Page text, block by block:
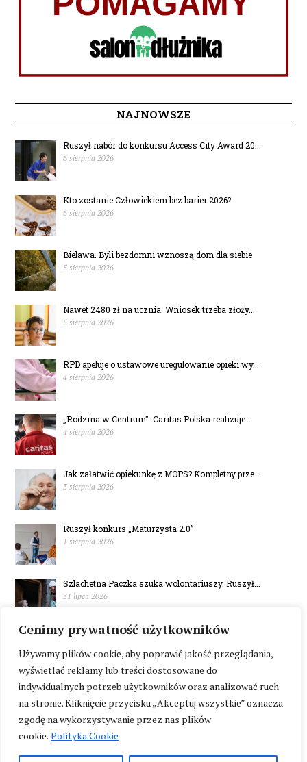
Cenimy prywatność użytkowników
Używamy plików cookie, aby poprawić jakość przeglądania,
wyświetlać reklamy lub treści dostosowane do
indywidualnych potrzeb użytkowników oraz analizować ruch
na stronie. Kliknięcie przycisku „Akceptuj wszystkie” oznacza
zgodę na wykorzystywanie przez nas plików
cookie. Polityka Cookie
NAJNOWSZE
Ruszył nabór do konkursu Access City Award 20...
6 sierpnia 2026
Kto zostanie Człowiekiem bez barier 2026?
6 sierpnia 2026
Bielawa. Byli bezdomni wznoszą dom dla siebie
5 sierpnia 2026
Nawet 2480 zł na ucznia. Wniosek trzeba złoży...
5 sierpnia 2026
RPD apeluje o ustawowe uregulowanie opieki wy...
4 sierpnia 2026
„Rodzina w Centrum". Caritas Polska realizuje...
4 sierpnia 2026
Jak załatwić opiekunkę z MOPS? Kompletny prze...
3 sierpnia 2026
Ruszył konkurs „Maturzysta 2.0”
1 sierpnia 2026
Szlachetna Paczka szuka wolontariuszy. Ruszył...
31 lipca 2026
W Polsce brakuje mieszkań wspomaganych
30 lipca 2026